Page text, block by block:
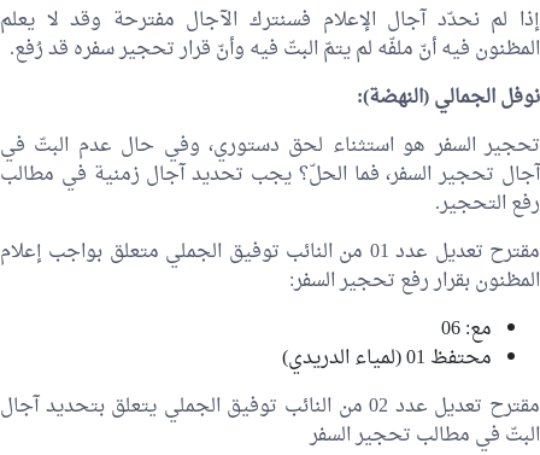
إذا لم نحدّد آجال الإعلام فسنترك الآجال مفترحة وقد لا يعلم
المظنون فيه أنّ ملفّه لم يتمّ البتّ فيه وأنّ قرار تحجير سفره قد رُفع.
نوفل الجمالي(النهضة):
تحجير السفر هو استثناء لحق دستوري، وفي حال عدم البتّ في
آجال تحجير السفر، فما الحلّ؟ يجب تحديد آجال زمنية في مطالب
رفع التحجير.
مقترح تعديل عدد 01 من النائب
توفيق الجملي متعلق بواجب إعلام
المظنون بقرار رفع تحجير السفر:
مع: 06
محتفظ 01 (لمياء الدريدي)
مقترح تعديل عدد 02 من النائب
توفيق الجملي يتعلق بتحديد آجال
البتّ في مطالب تحجير السفر